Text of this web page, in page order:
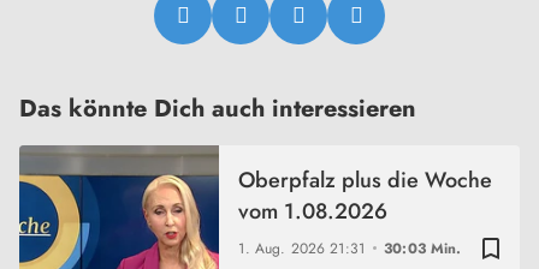
Das könnte Dich auch interessieren
bookmark_border
1. Aug. 202621:31 30:03 Min.
Oberpfalz plus die Woche
vom 1.08.2026